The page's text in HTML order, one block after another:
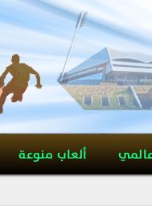
ألعاب منوعة